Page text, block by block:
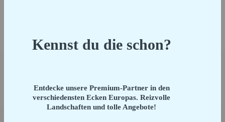
Kennst du die schon?
Entdecke unsere Premium-Partner in den
verschiedensten Ecken Europas. Reizvolle
Landschaften und tolle Angebote!